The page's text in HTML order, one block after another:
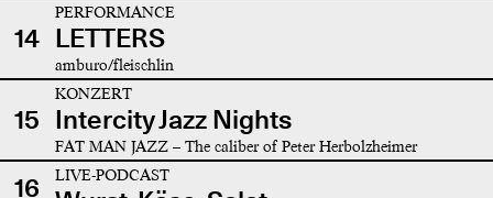
14
PERFORMANCE
LETTERS
amburo/fleischlin
15
KONZERT
Intercity Jazz Nights
FAT MAN JAZZ – The caliber of Peter Herbolzheimer
16 LIVE-PODCAST